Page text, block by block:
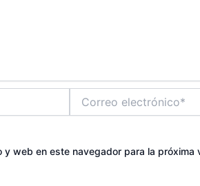
electrónico*
y web en este navegador para la próxima